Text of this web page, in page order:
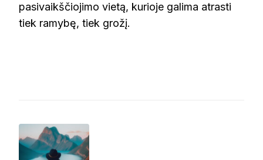
pasivaikščiojimo vietą, kurioje galima atrasti
tiek ramybę, tiek grožį.